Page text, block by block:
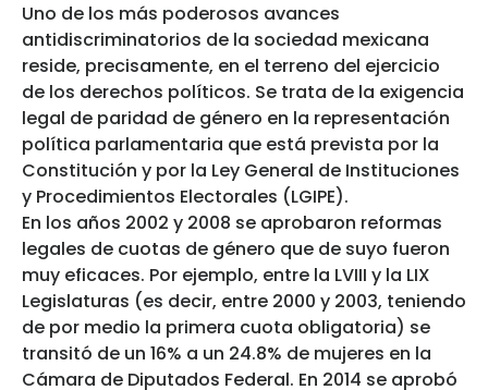
Uno de los más poderosos avances
antidiscriminatorios de la sociedad mexicana
reside, precisamente, en el terreno del ejercicio
de los derechos políticos. Se trata de la exigencia
legal de paridad de género en la representación
política parlamentaria que está prevista por la
Constitución y por la Ley General de Instituciones
y Procedimientos Electorales (LGIPE).
En los años 2002 y 2008 se aprobaron reformas
legales de cuotas de género que de suyo fueron
muy eficaces. Por ejemplo, entre la LVIII y la LIX
Legislaturas (es decir, entre 2000 y 2003, teniendo
de por medio la primera cuota obligatoria) se
transitó de un 16% a un 24.8% de mujeres en la
Cámara de Diputados Federal. En 2014 se aprobó